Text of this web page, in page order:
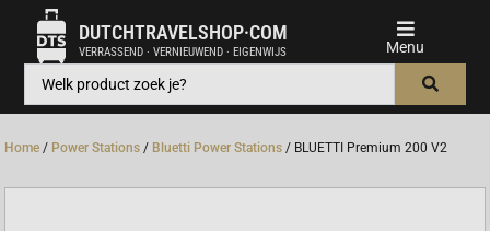
DUTCHTRAVELSHOP·COM
VERRASSEND · VERNIEUWEND · EIGENWIJS
Home / Power Stations / Bluetti Power Stations / BLUETTI Premium 200 V2